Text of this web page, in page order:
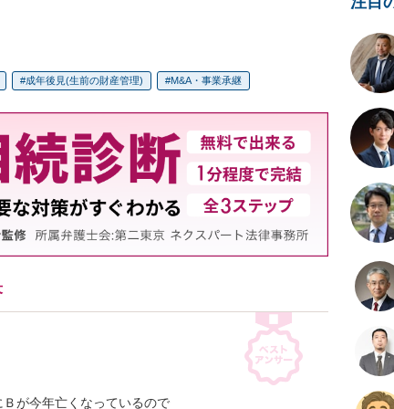
成年後見(生前の財産管理) M&A・事業承継
が今年亡くなっているので